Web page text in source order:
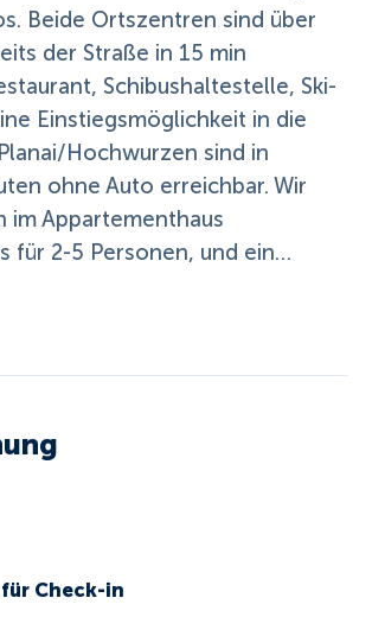
Beide Ortszentren sind über
der Straße in 15 min
Schibushaltestelle, Ski-
Hochwurzen sind in
ohne Auto erreichbar. Wir
im Appartementhaus
für 2-5 Personen, und ein
Alle Appartements sind mit
verfügen über
Check-in